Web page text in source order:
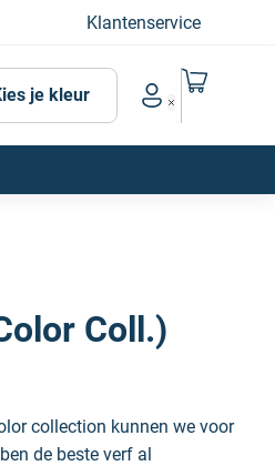
Klantenservice
je kleur
Account menu
Naar mijn
Coll.)
collection kunnen we voor
de beste verf al